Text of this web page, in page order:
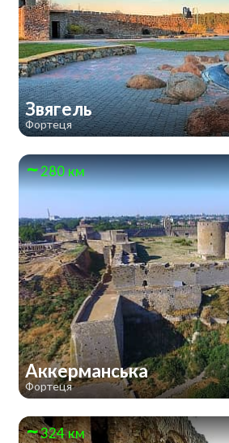
Звягель
Фортеця
280 км
Аккерманська
Фортеця
324 км